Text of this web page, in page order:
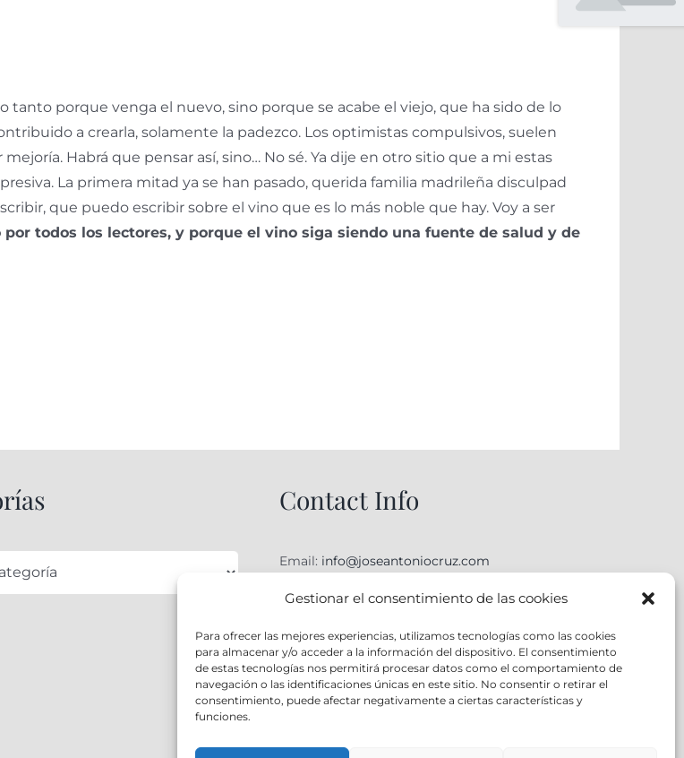
Gestionar el consentimiento de las cookies
Para ofrecer las mejores experiencias, utilizamos tecnologías como las cookies
para almacenar y/o acceder a la información del dispositivo. El consentimiento
de estas tecnologías nos permitirá procesar datos como el comportamiento de
navegación o las identificaciones únicas en este sitio. No consentir o retirar el
consentimiento, puede afectar negativamente a ciertas características y
funciones.
tanto porque venga el nuevo, sino porque se acabe el viejo, que ha sido de lo
a crearla, solamente la padezco. Los optimistas compulsivos, suelen
Habrá que pensar así, sino… No sé. Ya dije en otro sitio que a mi estas
La primera mitad ya se han pasado, querida familia madrileña disculpad
que puedo escribir sobre el vino que es lo más noble que hay. Voy a ser
por todos los lectores, y porque el vino siga siendo una fuente de salud y de
Contact Info
Email: info@joseantoniocruz.com
web y posicionamiento pamplona: EOSERON.es